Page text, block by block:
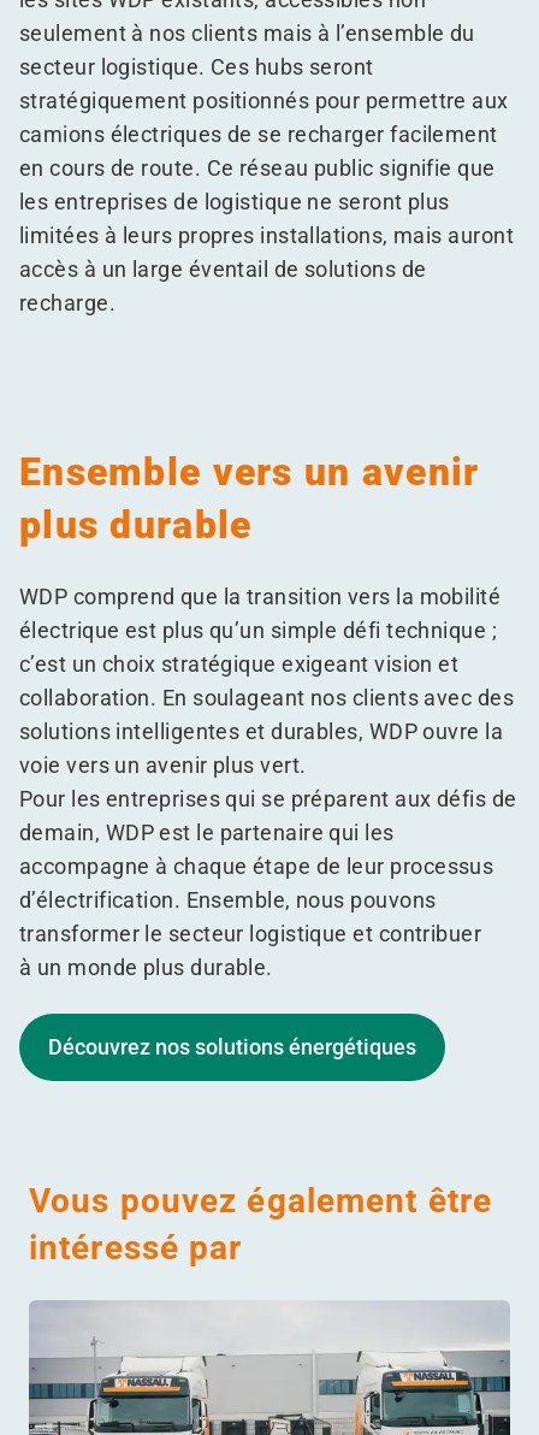
seulement à nos clients mais à l’ensemble du
secteur logistique. Ces hubs seront
stratégiquement positionnés pour permettre aux
camions électriques de se recharger facilement
en cours de route. Ce réseau public signifie que
les entreprises de logistique ne seront plus
limitées à leurs propres installations, mais auront
accès à un large éventail de solutions de
recharge.
Ensemble vers un avenir
plus durable
WDP comprend que la transition vers la mobilité
électrique est plus qu’un simple défi technique ;
c’est un choix stratégique exigeant vision et
collaboration. En soulageant nos clients avec des
solutions intelligentes et durables, WDP ouvre la
voie vers un avenir plus vert.
Pour les entreprises qui se préparent aux défis de
demain, WDP est le partenaire qui les
accompagne à chaque étape de leur processus
d’électrification. Ensemble, nous pouvons
transformer le secteur logistique et contribuer
à un monde plus durable.
Découvrez nos solutions énergétiques
Vous pouvez également être
intéressé par